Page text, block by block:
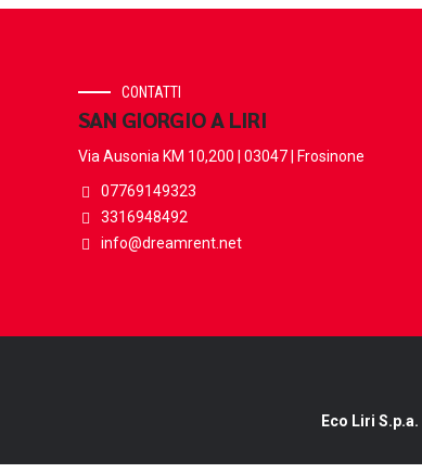
CONTATTI
SAN GIORGIO A LIRI
Via Ausonia KM 10,200 | 03047 | Frosinone
07769149323
3316948492
info@dreamrent.net
Eco Liri S.p.a.